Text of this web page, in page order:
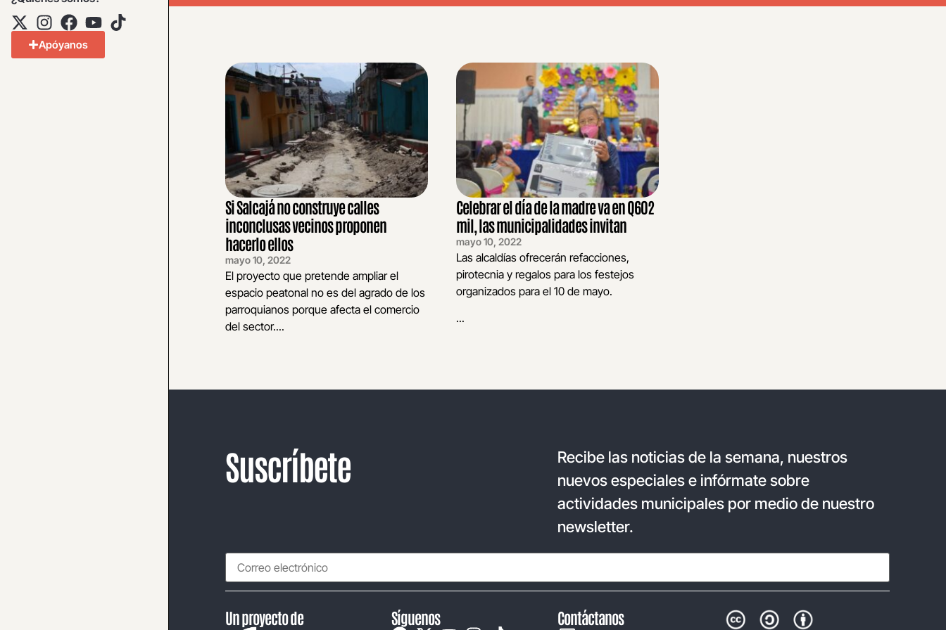
Apóyanos
Si Salcajá no construye calles
inconclusas vecinos proponen
hacerlo ellos
mayo 10, 2022
El proyecto que pretende ampliar el
espacio peatonal no es del agrado de los
parroquianos porque afecta el comercio
del sector....
Celebrar el día de la madre va en Q602
mil, las municipalidades invitan
mayo 10, 2022
Las alcaldías ofrecerán refacciones,
pirotecnia y regalos para los festejos
organizados para el 10 de mayo.
...
Suscríbete
Recibe las noticias de la semana, nuestros
nuevos especiales e infórmate sobre
actividades municipales por medio de nuestro
newsletter.
Un proyecto de Síguenos Contáctanos